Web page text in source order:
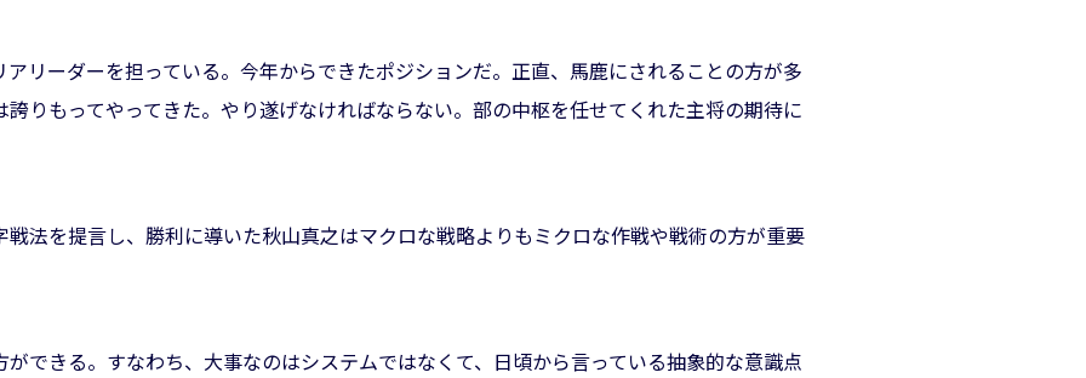
リーダーを担っている。今年からできたポジションだ。正直、馬鹿にされることの方が多
誇りもってやってきた。やり遂げなければならない。部の中枢を任せてくれた主将の期待に
法を提言し、勝利に導いた秋山真之はマクロな戦略よりもミクロな作戦や戦術の方が重要
できる。すなわち、大事なのはシステムではなくて、日頃から言っている抽象的な意識点